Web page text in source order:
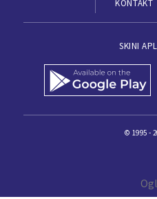
KONTAKT
SKINI
© 1995 -